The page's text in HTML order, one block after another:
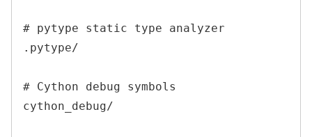
# pytype static type analyzer
.pytype/
# Cython debug symbols
cython_debug/